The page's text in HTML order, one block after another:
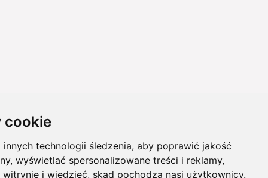
cookie
technologii śledzenia, aby poprawić jakość
wyświetlać spersonalizowane treści i reklamy,
i wiedzieć, skąd pochodzą nasi użytkownicy.